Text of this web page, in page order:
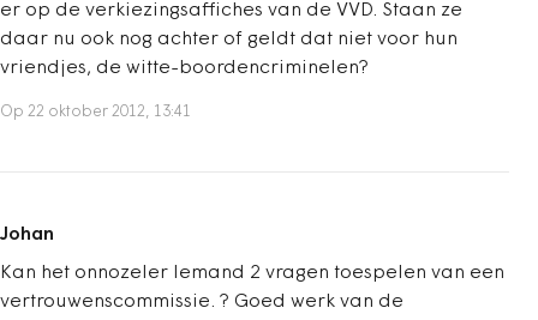
er op de verkiezingsaffiches van de VVD. Staan ze
daar nu ook nog achter of geldt dat niet voor hun
vriendjes, de witte-boordencriminelen?
Op 22 oktober 2012, 13:41
Johan
Kan het onnozeler Iemand 2 vragen toespelen van een
vertrouwenscommissie. ? Goed werk van de